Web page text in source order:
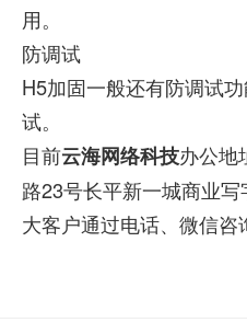
用。
防调试
H5加固一般还有防调试
试。
目前云海网络科技办公地
路23号长平新一城商业
大客户通过电话、微信咨